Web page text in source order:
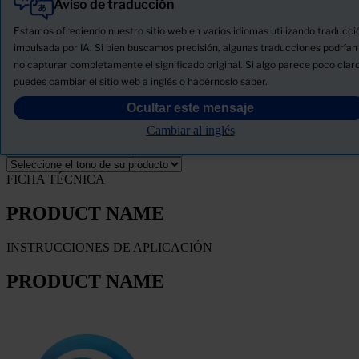
Aviso de traducción
Estamos ofreciendo nuestro sitio web en varios idiomas utilizando
impulsada por IA. Si bien buscamos precisión, algunas traducciones podrían
no capturar completamente el significado original. Si algo parece poco
puedes cambiar el sitio web a inglés o hacérnoslo saber.
Ocultar este mensaje
Cambiar al inglés
Todo
Productos
Descargue la ficha de seguridad del producto
PRODUCT NAME
FICHA TÉCNICA
PRODUCT NAME
INSTRUCCIONES DE APLICACIÓN
PRODUCT NAME